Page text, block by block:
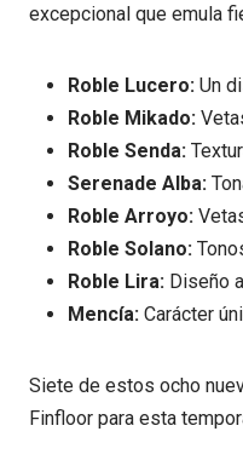
excepcional que emula
Roble Lucero: Un
Roble Mikado:
Roble Senda:
Serenade Alba:
Roble Arroyo:
Roble Solano:
Roble Lira: Diseño
Mencía: Carácter
Siete de estos ocho
Finfloor para esta